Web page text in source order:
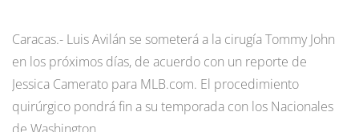
Caracas.- Luis Avilán se someterá a la cirugía Tommy John
en los próximos días, de acuerdo con un reporte de
Jessica Camerato para MLB.com. El procedimiento
quirúrgico pondrá fin a su temporada con los Nacionales